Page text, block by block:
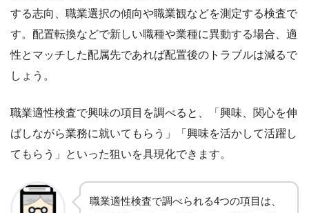
する志向、職業選択の傾向や職業観などを測定する検査で
す。配置転換などで新しい職種や業種に異動する場合、適
性とマッチした配属先であれば配置後のトラブルは減るで
しょう。
職業適性検査で興味の項目を調べると、「興味、関心を伸
ばしながら業務に就いてもらう」「興味を活かして活躍し
てもらう」といった狙いを具現化できます。
職業適性検査で調べられる4つの項目は、